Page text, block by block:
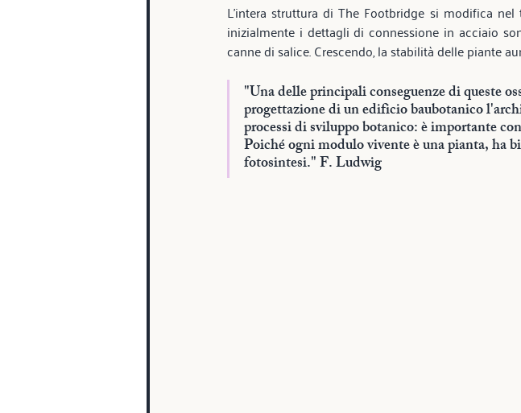
L’intera struttura di The Footbridge si modifica
inizialmente i dettagli di connessione in acciaio
canne di salice. Crescendo, la stabilità delle piante
"Una delle principali conseguenze di queste
progettazione di un edificio baubotanico
processi di sviluppo botanico: è importante
Poiché ogni modulo vivente è una pianta, ha
fotosintesi." F. Ludwig